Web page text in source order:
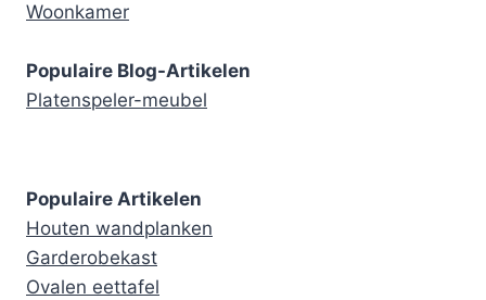
Woonkamer
Populaire Blog-Artikelen
Platenspeler-meubel
Populaire Artikelen
Houten wandplanken
Garderobekast
Ovalen eettafel